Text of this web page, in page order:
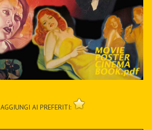
AGGIUNGI AI PREFERITI: